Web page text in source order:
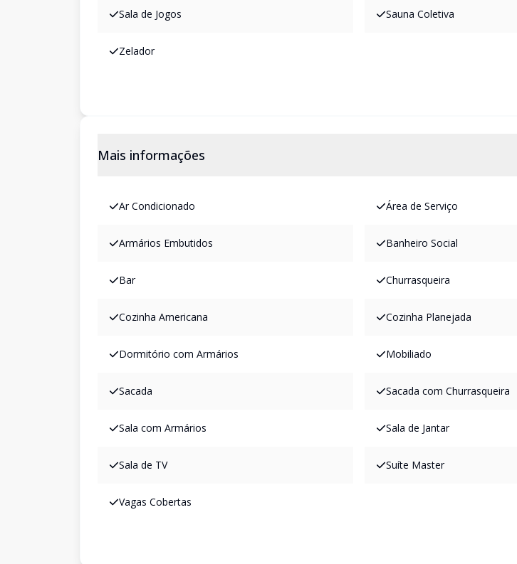
Sala de Jogos Sauna Coletiva
Zelador
Mais informações
Ar Condicionado Área de Serviço
Armários Embutidos Banheiro Social
Bar Churrasqueira
Cozinha Americana Cozinha Planejada
Dormitório com Armários Mobiliado
Sacada Sacada com Churrasqueira
Sala com Armários Sala de Jantar
Sala de TV Suíte Master
Vagas Cobertas